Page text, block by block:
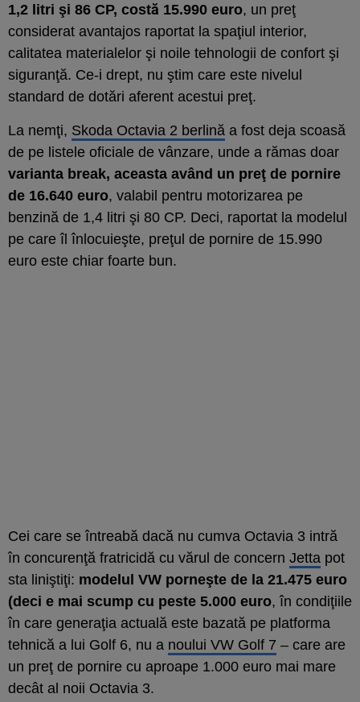
1,2 litri şi 86 CP, costă 15.990 euro, un preţ
considerat avantajos raportat la spaţiul interior,
calitatea materialelor şi noile tehnologii de confort şi
siguranţă. Ce-i drept, nu ştim care este nivelul
standard de dotări aferent acestui preţ.
La nemţi, Skoda Octavia 2 berlină a fost deja scoasă
de pe listele oficiale de vânzare, unde a rămas doar
varianta break, aceasta având un preţ de pornire
de 16.640 euro, valabil pentru motorizarea pe
benzină de 1,4 litri şi 80 CP. Deci, raportat la modelul
pe care îl înlocuieşte, preţul de pornire de 15.990
euro este chiar foarte bun.
Cei care se întreabă dacă nu cumva Octavia 3 intră
în concurenţă fratricidă cu vărul de concern Jetta pot
sta liniştiţi: modelul VW porneşte de la 21.475 euro
(deci e mai scump cu peste 5.000 euro, în condiţiile
în care generaţia actuală este bazată pe platforma
tehnică a lui Golf 6, nu a noului VW Golf 7 – care are
un preţ de pornire cu aproape 1.000 euro mai mare
decât al noii Octavia 3.